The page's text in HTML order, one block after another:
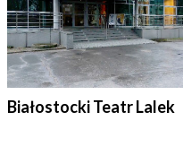
Białostocki Teatr Lalek